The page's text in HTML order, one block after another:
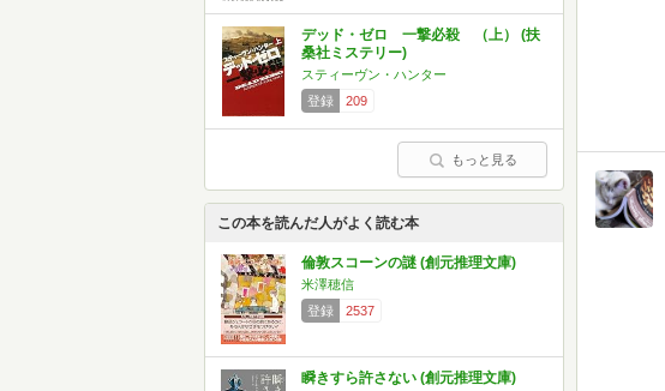
デッド・ゼロ 一撃必殺 （上） (扶
桑社ミステリー)
スティーヴン・ハンター
登録
209
もっと見る
この本を読んだ人がよく読む本
倫敦スコーンの謎 (創元推理文庫)
米澤穂信
登録
2537
瞬きすら許さない (創元推理文庫)